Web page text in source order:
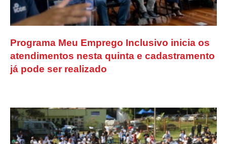
Programa Meu Emprego Inclusivo inicia os
atendimentos nesta quinta e cadastramento
já pode ser realizado